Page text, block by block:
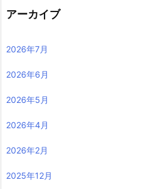
アーカイブ
2026年7月
2026年6月
2026年5月
2026年4月
2026年2月
2025年12月